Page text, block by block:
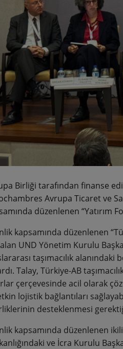
Birliği tarafından finanse
Avrupa Ticaret ve
düzenlenen “Yatırım
kapsamında düzenlenen
UND Yönetim Kurulu
taşımacılık
Talay, Türkiye-AB
çerçevesinde acil olarak
lojistik bağlantıları
desteklenmesi
kapsamında düzenlenen
ve İcra Kurulu